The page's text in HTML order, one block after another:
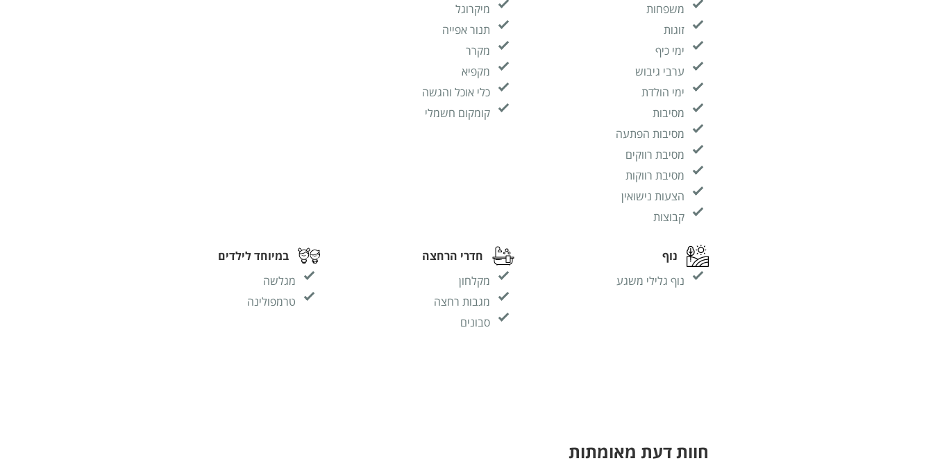
משפחות
זוגות
ימי כיף
ערבי גיבוש
ימי הולדת
מסיבות
מסיבות הפתעה
מסיבת רווקים
מסיבת רווקות
הצעות נישואין
קבוצות
מיקרוגל
תנור אפייה
מקרר
מקפיא
כלי אוכל והגשה
קומקום חשמלי
נוף
נוף גלילי משגע
חדרי הרחצה
מקלחון
מגבות רחצה
סבונים
במיוחד לילדים
מגלשה
טרמפולינה
חוות דעת מאומתות